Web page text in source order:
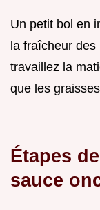
Un petit bol en
la fraîcheur
travaillez la
que les
Étapes
sauce